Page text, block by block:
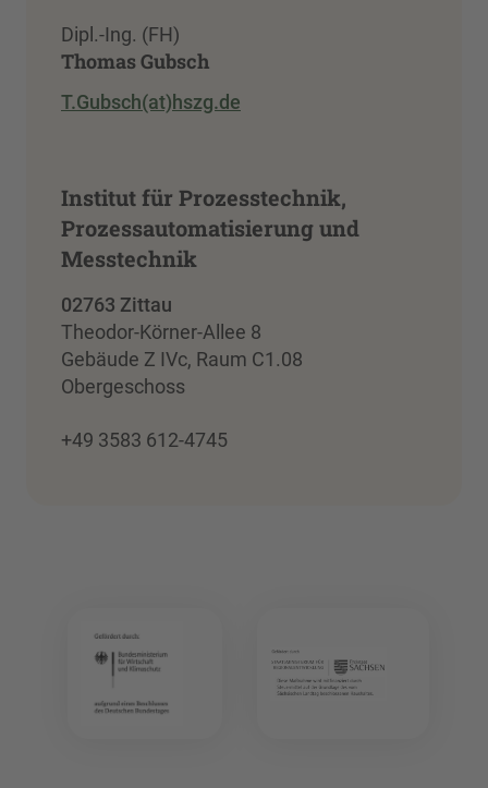
Dipl.-Ing. (FH)
Thomas Gubsch
T.Gubsch(at)hszg.de
Institut für Prozesstechnik,
Prozessautomatisierung und
Messtechnik
02763 Zittau
Theodor-Körner-Allee 8
Gebäude Z IVc, Raum C1.08
Obergeschoss
+49 3583 612-4745